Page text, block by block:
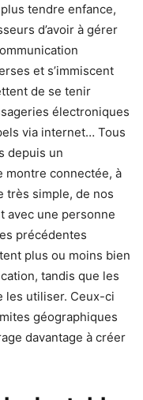
tendre enfance,
d’avoir à gérer
et s’immiscent
de se tenir
électroniques
via internet… Tous
depuis un
montre connectée, à
très simple, de nos
avec une personne
précédentes
plus ou moins bien
tandis que les
les utiliser. Ceux-ci
géographiques
davantage à créer